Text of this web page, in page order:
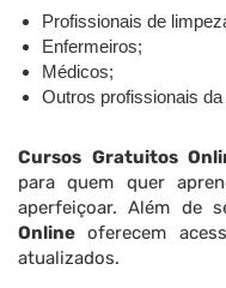
Profissionais de
Enfermeiros;
Médicos;
Outros profissionais da
Cursos Gratuitos
para quem quer
aperfeiçoar. Além de
Online oferecem
atualizados.